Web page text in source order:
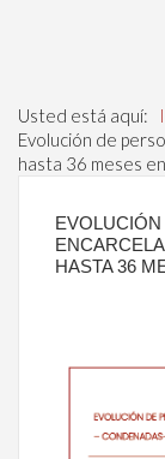
Usted está aquí:
Evolución de
hasta 36 meses
HASTA 36